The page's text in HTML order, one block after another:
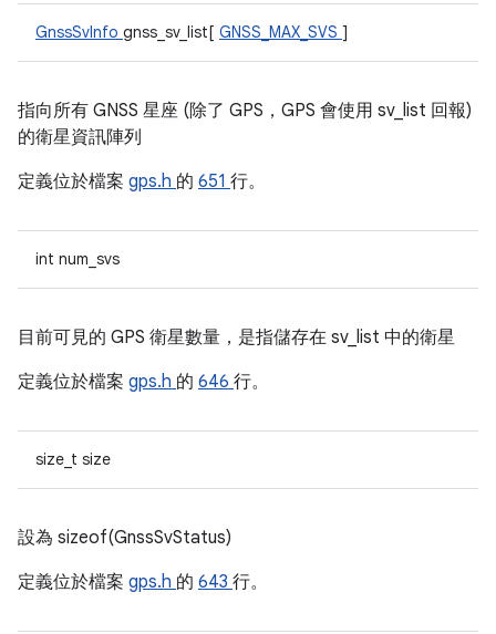
GnssSvInfo gnss_sv_list[ GNSS_MAX_SVS ]
指向所有 GNSS 星座 (除了 GPS，GPS 會使用 sv_list 回報)
的衛星資訊陣列
定義位於檔案 gps.h 的 651 行。
int num_svs
目前可見的 GPS 衛星數量，是指儲存在 sv_list 中的衛星
定義位於檔案 gps.h 的 646 行。
size_t size
設為 sizeof(GnssSvStatus)
定義位於檔案 gps.h 的 643 行。